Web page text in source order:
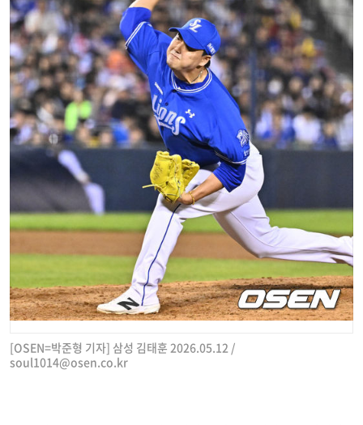
[OSEN=박준형 기자] 삼성 김태훈 2026.05.12 /
soul1014@osen.co.kr